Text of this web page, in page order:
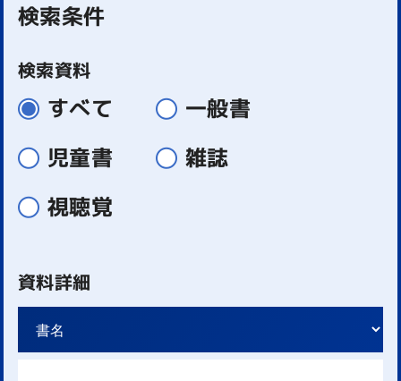
検索条件
検索資料
すべて
一般書
児童書
雑誌
視聴覚
資料詳細